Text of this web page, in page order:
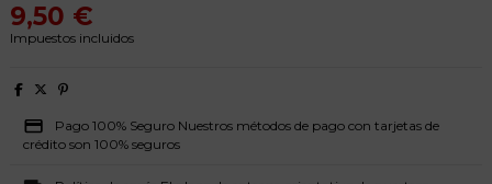
9,50 €
Impuestos incluidos
Pago 100% Seguro Nuestros métodos de pago con tarjetas de
crédito son 100% seguros